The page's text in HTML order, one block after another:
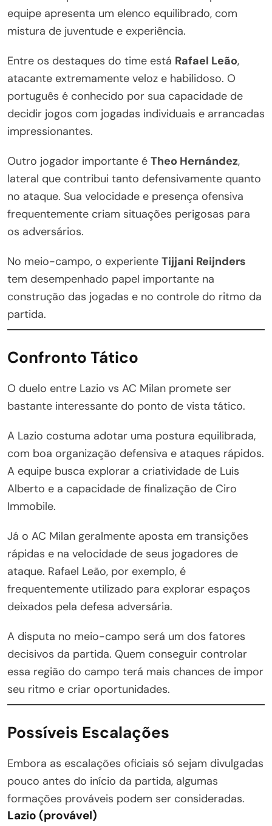
equipe apresenta um elenco equilibrado, com
mistura de juventude e experiência.
Entre os destaques do time está Rafael Leão,
atacante extremamente veloz e habilidoso. O
português é conhecido por sua capacidade de
decidir jogos com jogadas individuais e arrancadas
impressionantes.
Outro jogador importante é Theo Hernández,
lateral que contribui tanto defensivamente quanto
no ataque. Sua velocidade e presença ofensiva
frequentemente criam situações perigosas para
os adversários.
No meio-campo, o experiente Tijjani Reijnders
tem desempenhado papel importante na
construção das jogadas e no controle do ritmo da
partida.
Confronto Tático
O duelo entre Lazio vs AC Milan promete ser
bastante interessante do ponto de vista tático.
A Lazio costuma adotar uma postura equilibrada,
com boa organização defensiva e ataques rápidos.
A equipe busca explorar a criatividade de Luis
Alberto e a capacidade de finalização de Ciro
Immobile.
Já o AC Milan geralmente aposta em transições
rápidas e na velocidade de seus jogadores de
ataque. Rafael Leão, por exemplo, é
frequentemente utilizado para explorar espaços
deixados pela defesa adversária.
A disputa no meio-campo será um dos fatores
decisivos da partida. Quem conseguir controlar
essa região do campo terá mais chances de impor
seu ritmo e criar oportunidades.
Possíveis Escalações
Embora as escalações oficiais só sejam divulgadas
pouco antes do início da partida, algumas
formações prováveis podem ser consideradas.
Lazio (provável)